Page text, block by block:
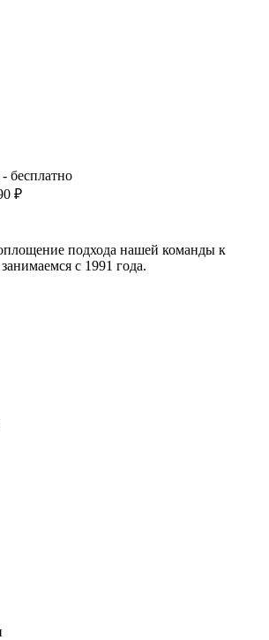
бесплатно
₽
подхода нашей команды к
с 1991 года.